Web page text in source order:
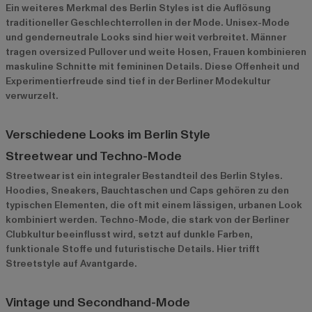
Ein weiteres Merkmal des Berlin Styles ist die Auflösung
traditioneller Geschlechterrollen in der Mode. Unisex-Mode
und genderneutrale Looks sind hier weit verbreitet. Männer
tragen oversized Pullover und weite Hosen, Frauen kombinieren
maskuline Schnitte mit femininen Details. Diese Offenheit und
Experimentierfreude sind tief in der Berliner Modekultur
verwurzelt.
Verschiedene Looks im Berlin Style
Streetwear und Techno-Mode
Streetwear ist ein integraler Bestandteil des Berlin Styles.
Hoodies, Sneakers, Bauchtaschen und Caps gehören zu den
typischen Elementen, die oft mit einem lässigen, urbanen Look
kombiniert werden. Techno-Mode, die stark von der Berliner
Clubkultur beeinflusst wird, setzt auf dunkle Farben,
funktionale Stoffe und futuristische Details. Hier trifft
Streetstyle auf Avantgarde.
Vintage und Secondhand-Mode